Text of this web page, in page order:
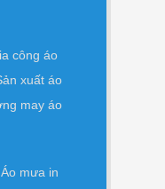
công áo
xuất áo
may áo
Áo mưa in